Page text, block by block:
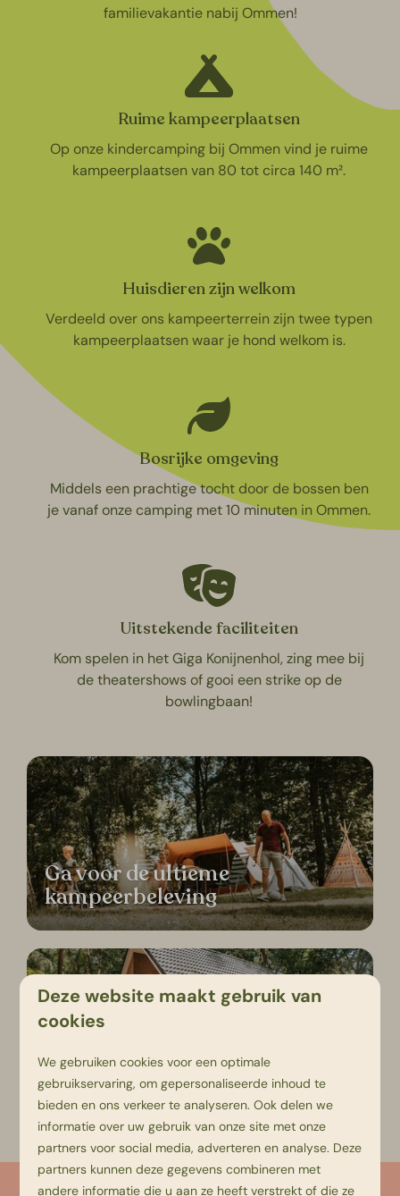
familievakantie nabij Ommen!
Ruime kampeerplaatsen
Op onze kindercamping bij Ommen vind je ruime
kampeerplaatsen van 80 tot circa 140 m².
Huisdieren zijn welkom
Verdeeld over ons kampeerterrein zijn twee typen
kampeerplaatsen waar je hond welkom is.
Bosrijke omgeving
Middels een prachtige tocht door de bossen ben
je vanaf onze camping met 10 minuten in Ommen.
Uitstekende faciliteiten
Kom spelen in het Giga Konijnenhol, zing mee bij
de theatershows of gooi een strike op de
bowlingbaan!
Ga voor de ultieme
kampeerbeleving
Verblijf in een comfortabele
accommodatie
Deze website maakt gebruik van
cookies
We gebruiken cookies voor een optimale
gebruikservaring, om gepersonaliseerde inhoud te
bieden en ons verkeer te analyseren. Ook delen we
informatie over uw gebruik van onze site met onze
partners voor social media, adverteren en analyse. Deze
partners kunnen deze gegevens combineren met
andere informatie die u aan ze heeft verstrekt of die ze